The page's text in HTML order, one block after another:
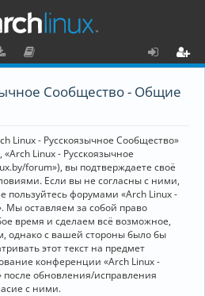
ку
е
н
та
ц
и
я
о
Сообщество - Общие
Linux - Русскоязычное Сообщество»
Linux - Русскоязычное
forum»), вы подтверждаете своё
Если вы не согласны с ними,
пользуйтесь форумами «Arch Linux -
Мы оставляем за собой право
время и сделаем всё возможное,
однако с вашей стороны было бы
этот текст на предмет
конференции «Arch Linux -
после обновления/исправления
с ними.